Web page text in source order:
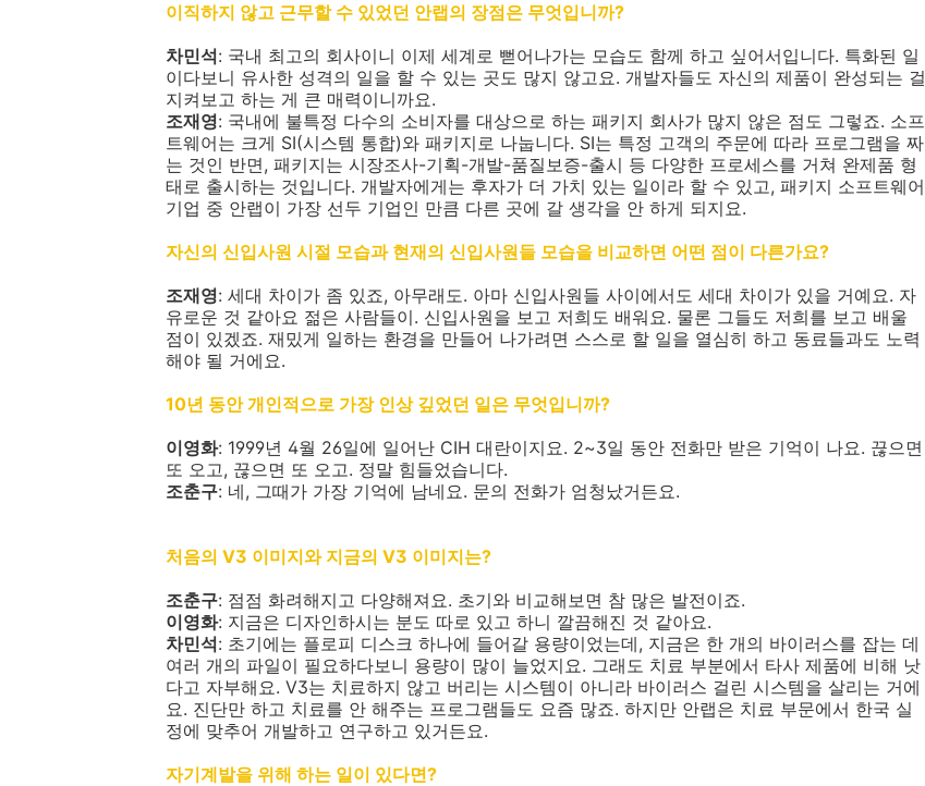
이직하지 않고 근무할 수 있었던 안랩의 장점은 무엇입니까?
차민석: 국내 최고의 회사이니 이제 세계로 뻗어나가는 모습도 함께 하고 싶어서입니다. 특화된 일
이다보니 유사한 성격의 일을 할 수 있는 곳도 많지 않고요. 개발자들도 자신의 제품이 완성되는 걸
지켜보고 하는 게 큰 매력이니까요.
조재영: 국내에 불특정 다수의 소비자를 대상으로 하는 패키지 회사가 많지 않은 점도 그렇죠. 소프
트웨어는 크게 SI(시스템 통합)와 패키지로 나눕니다. SI는 특정 고객의 주문에 따라 프로그램을 짜
는 것인 반면, 패키지는 시장조사-기획-개발-품질보증-출시 등 다양한 프로세스를 거쳐 완제품 형
태로 출시하는 것입니다. 개발자에게는 후자가 더 가치 있는 일이라 할 수 있고, 패키지 소프트웨어
기업 중 안랩이 가장 선두 기업인 만큼 다른 곳에 갈 생각을 안 하게 되지요.
자신의 신입사원 시절 모습과 현재의 신입사원들 모습을 비교하면 어떤 점이 다른가요?
조재영: 세대 차이가 좀 있죠, 아무래도. 아마 신입사원들 사이에서도 세대 차이가 있을 거예요. 자
유로운 것 같아요 젊은 사람들이. 신입사원을 보고 저희도 배워요. 물론 그들도 저희를 보고 배울
점이 있겠죠. 재밌게 일하는 환경을 만들어 나가려면 스스로 할 일을 열심히 하고 동료들과도 노력
해야 될 거에요.
10년 동안 개인적으로 가장 인상 깊었던 일은 무엇입니까?
이영화: 1999년 4월 26일에 일어난 CIH 대란이지요. 2~3일 동안 전화만 받은 기억이 나요. 끊으면
또 오고, 끊으면 또 오고. 정말 힘들었습니다.
조춘구: 네, 그때가 가장 기억에 남네요. 문의 전화가 엄청났거든요.
처음의 V3 이미지와 지금의 V3 이미지는?
조춘구: 점점 화려해지고 다양해져요. 초기와 비교해보면 참 많은 발전이죠.
이영화: 지금은 디자인하시는 분도 따로 있고 하니 깔끔해진 것 같아요.
차민석: 초기에는 플로피 디스크 하나에 들어갈 용량이었는데, 지금은 한 개의 바이러스를 잡는 데
여러 개의 파일이 필요하다보니 용량이 많이 늘었지요. 그래도 치료 부분에서 타사 제품에 비해 낫
다고 자부해요. V3는 치료하지 않고 버리는 시스템이 아니라 바이러스 걸린 시스템을 살리는 거에
요. 진단만 하고 치료를 안 해주는 프로그램들도 요즘 많죠. 하지만 안랩은 치료 부문에서 한국 실
정에 맞추어 개발하고 연구하고 있거든요.
자기계발을 위해 하는 일이 있다면?